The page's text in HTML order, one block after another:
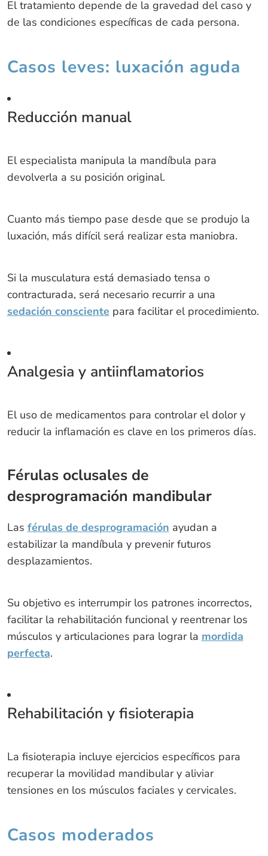
El tratamiento depende de la gravedad del caso y
de las condiciones específicas de cada persona.
Casos leves: luxación aguda
Reducción manual
El especialista manipula la mandíbula para
devolverla a su posición original.
Cuanto más tiempo pase desde que se produjo la
luxación, más difícil será realizar esta maniobra.
Si la musculatura está demasiado tensa o
contracturada, será necesario recurrir a una
sedación consciente para facilitar el procedimiento.
Analgesia y antiinflamatorios
El uso de medicamentos para controlar el dolor y
reducir la inflamación es clave en los primeros días.
Férulas oclusales de
desprogramación mandibular
Las férulas de desprogramación ayudan a
estabilizar la mandíbula y prevenir futuros
desplazamientos.
Su objetivo es interrumpir los patrones incorrectos,
facilitar la rehabilitación funcional y reentrenar los
músculos y articulaciones para lograr la mordida
perfecta.
Rehabilitación y fisioterapia
La fisioterapia incluye ejercicios específicos para
recuperar la movilidad mandibular y aliviar
tensiones en los músculos faciales y cervicales.
Casos moderados